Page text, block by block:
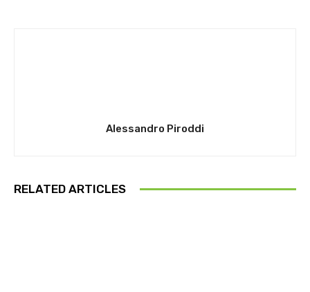
Alessandro Piroddi
RELATED ARTICLES